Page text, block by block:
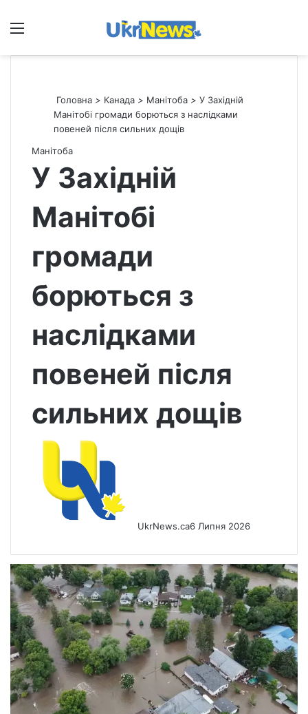
Меню
Головна > Канада > Манітоба > У Західній
Манітобі громади борються з наслідками
повеней після сильних дощів
Манітоба
У Західній
Манітобі
громади
борються з
наслідками
повеней після
сильних дощів
UkrNews.ca6 Липня 2026